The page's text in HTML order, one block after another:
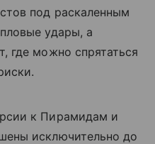
под раскаленным
удары, а
где можно спрятаться
к Пирамидам и
исключительно до